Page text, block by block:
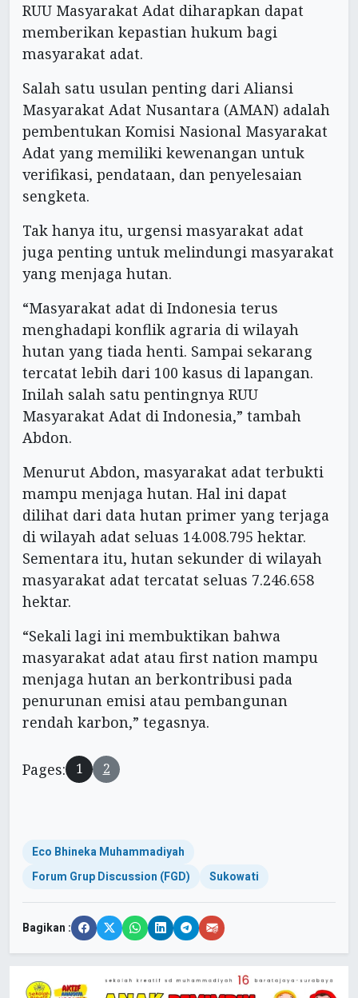
RUU Masyarakat Adat diharapkan dapat
memberikan kepastian hukum bagi
masyarakat adat.
Salah satu usulan penting dari Aliansi
Masyarakat Adat Nusantara (AMAN) adalah
pembentukan Komisi Nasional Masyarakat
Adat yang memiliki kewenangan untuk
verifikasi, pendataan, dan penyelesaian
sengketa.
Tak hanya itu, urgensi masyarakat adat
juga penting untuk melindungi masyarakat
yang menjaga hutan.
“Masyarakat adat di Indonesia terus
menghadapi konflik agraria di wilayah
hutan yang tiada henti. Sampai sekarang
tercatat lebih dari 100 kasus di lapangan.
Inilah salah satu pentingnya RUU
Masyarakat Adat di Indonesia,” tambah
Abdon.
Menurut Abdon, masyarakat adat terbukti
mampu menjaga hutan. Hal ini dapat
dilihat dari data hutan primer yang terjaga
di wilayah adat seluas 14.008.795 hektar.
Sementara itu, hutan sekunder di wilayah
masyarakat adat tercatat seluas 7.246.658
hektar.
“Sekali lagi ini membuktikan bahwa
masyarakat adat atau first nation mampu
menjaga hutan an berkontribusi pada
penurunan emisi atau pembangunan
rendah karbon,” tegasnya.
Pages: 1 2
Eco Bhineka Muhammadiyah
Forum Grup Discussion (FGD)
Sukowati
Bagikan :